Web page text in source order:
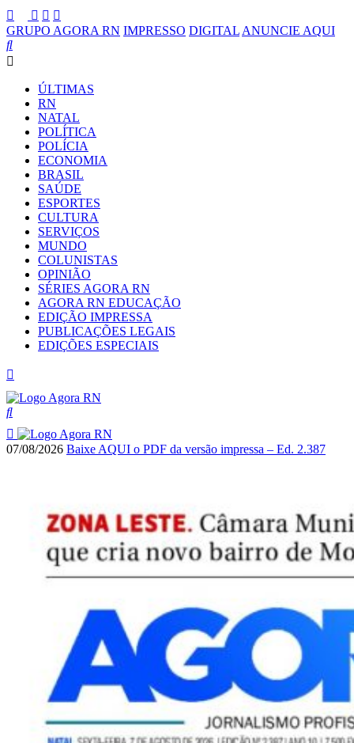
GRUPO AGORA RN IMPRESSO DIGITAL ANUNCIE AQUI
ÚLTIMAS
RN
NATAL
POLÍTICA
POLÍCIA
ECONOMIA
BRASIL
SAÚDE
ESPORTES
CULTURA
SERVIÇOS
MUNDO
COLUNISTAS
OPINIÃO
SÉRIES AGORA RN
AGORA RN EDUCAÇÃO
EDIÇÃO IMPRESSA
PUBLICAÇÕES LEGAIS
EDIÇÕES ESPECIAIS
07/08/2026 Baixe AQUI o PDF da versão impressa – Ed. 2.387